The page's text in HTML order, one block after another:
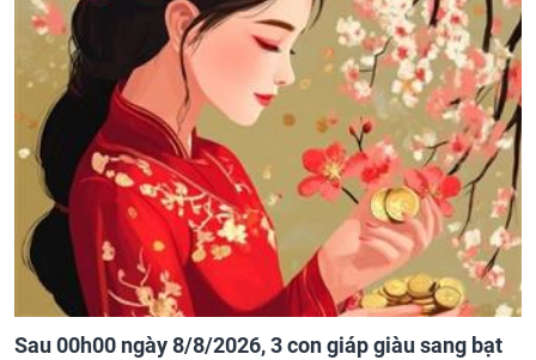
Sau 00h00 ngày 8/8/2026, 3 con giáp giàu sang bạt